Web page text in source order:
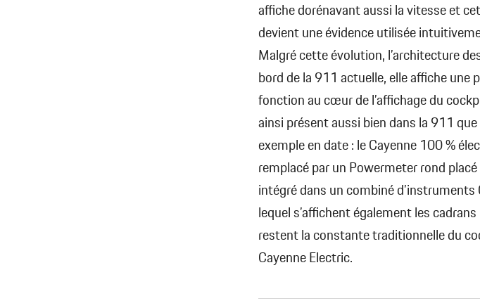
affiche dorénavant aussi la vitesse et
devient une évidence utilisée
Malgré cette évolution, l’architecture
bord de la 911 actuelle, elle affiche une
fonction au cœur de l’affichage du
ainsi présent aussi bien dans la 911
exemple en date : le Cayenne 100 %
remplacé par un Powermeter rond
intégré dans un combiné
lequel s’affichent également les
restent la constante traditionnelle du
Cayenne Electric.